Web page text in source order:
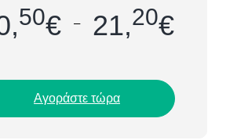
εμφανίσεις. Με εξαι...
50€ – 21,20€
Αγοράστε τώρα